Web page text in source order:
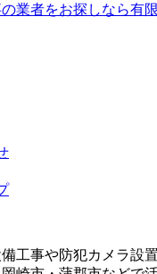
業者をお探しなら有
工事や防犯カメラ設